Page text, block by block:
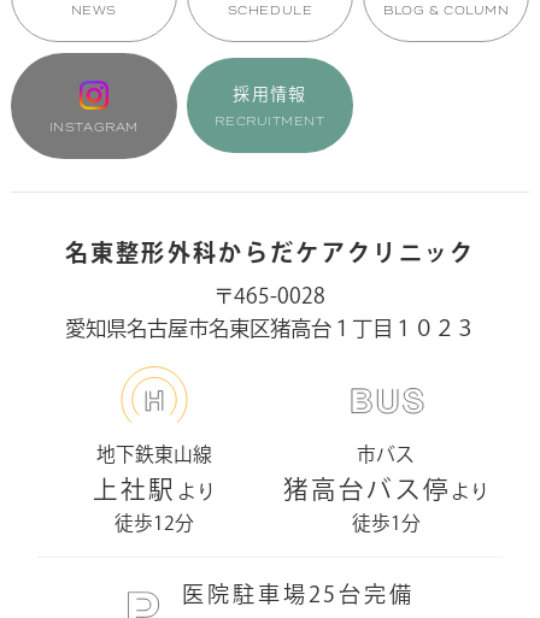
NEWS SCHEDULE BLOG & COLUMN
INSTAGRAM
採用情報
RECRUITMENT
名東整形外科からだケアクリニック
〒465-0028
愛知県名古屋市名東区猪高台１丁目１０２３
地下鉄東山線
上社駅 より
徒歩12分
市バス
猪高台バス停 より
徒歩1分
医院駐車場25台完備